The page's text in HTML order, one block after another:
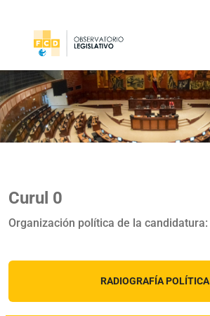
Curul 0
Organización política de la candidatura:
RADIOGRAFÍA POLÍTICA